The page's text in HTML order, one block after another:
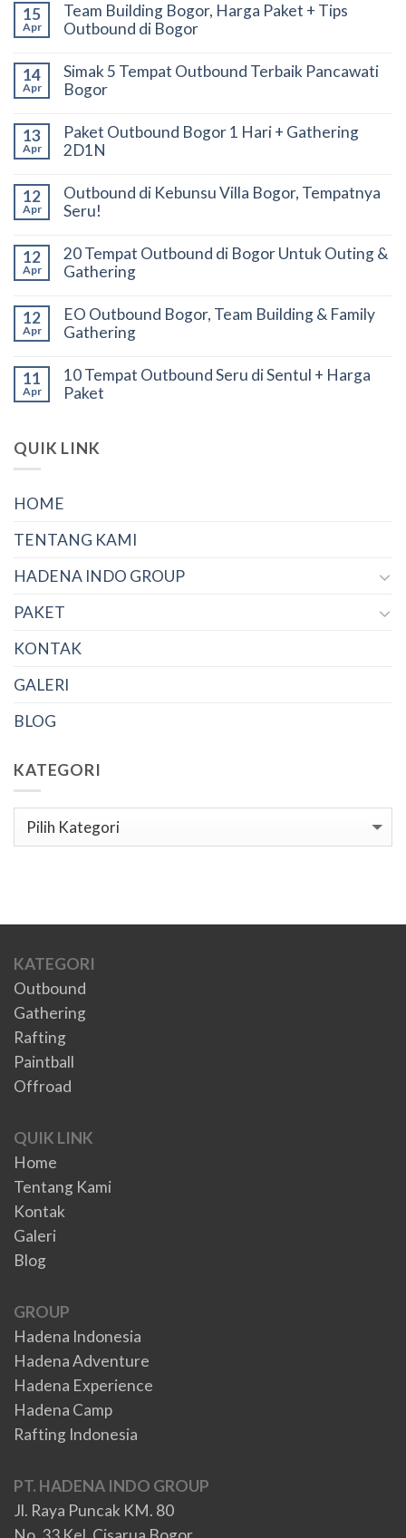
15
Apr
Team Building Bogor, Harga Paket + Tips
Outbound di Bogor
14
Apr
Simak 5 Tempat Outbound Terbaik Pancawati
Bogor
13
Apr
Paket Outbound Bogor 1 Hari + Gathering
2D1N
12
Apr
Outbound di Kebunsu Villa Bogor, Tempatnya
Seru!
12
Apr
20 Tempat Outbound di Bogor Untuk Outing &
Gathering
12
Apr
EO Outbound Bogor, Team Building & Family
Gathering
11
Apr
10 Tempat Outbound Seru di Sentul + Harga
Paket
QUIK LINK
HOME
TENTANG KAMI
HADENA INDO GROUP
PAKET
KONTAK
GALERI
BLOG
KATEGORI
Kategori
KATEGORI
Outbound
Gathering
Rafting
Paintball
Offroad
QUIK LINK
Home
Tentang Kami
Kontak
Galeri
Blog
GROUP
Hadena Indonesia
Hadena Adventure
Hadena Experience
Hadena Camp
Rafting Indonesia
PT. HADENA INDO GROUP
Jl. Raya Puncak KM. 80